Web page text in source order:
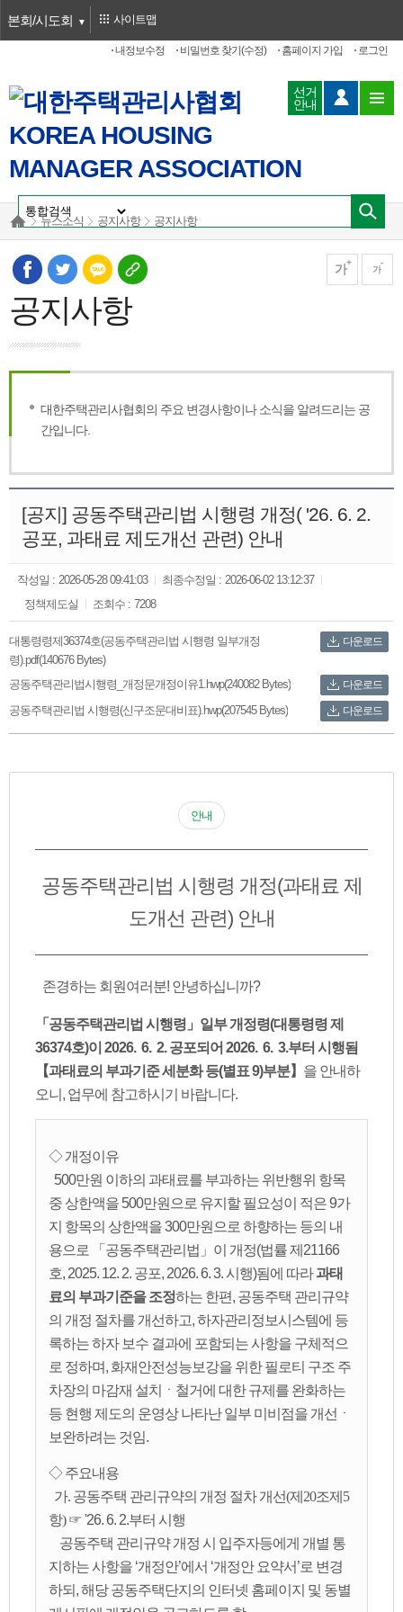
본회/시도회
로그인
홈페이지 가입
비밀번호 찾기(수정)
내정보수정
사이트맵
선거
안내
뉴스소식 공지사항 공지사항
가 가
공지사항
대한주택관리사협회의 주요 변경사항이나 소식을 알려드리는 공
간입니다.
[공지] 공동주택관리법 시행령 개정( '26. 6. 2.
공포, 과태료 제도개선 관련) 안내
작성일 : 2026-05-28 09:41:03 최종수정일 : 2026-06-02 13:12:37
정책제도실
조회수 : 7208
대통령령제36374호(공동주택관리법 시행령 일부개정
령).pdf(140676 Bytes)
다운로드
공동주택관리법시행령_개정문개정이유1.hwp(240082 Bytes) 다운로드
공동주택관리법 시행령(신구조문대비표).hwp(207545 Bytes) 다운로드
안내
공동주택관리법 시행령 개정(과태료 제
도개선 관련) 안내
존경하는 회원여러분! 안녕하십니까?
「공동주택관리법 시행령」일부 개정령(대통령령 제
36374호)이 2026. 6. 2. 공포되어 2026. 6. 3.부터 시행됨
【과태료의 부과기준 세분화 등(별표 9)부분】 을 안내하
오니, 업무에 참고하시기 바랍니다.
◇ 개정이유
500만원 이하의 과태료를 부과하는 위반행위 항목
중 상한액을 500만원으로 유지할 필요성이 적은 9가
지 항목의 상한액을 300만원으로 하향하는 등의 내
용으로 「공동주택관리법」이 개정(법률 제21166
호, 2025. 12. 2. 공포, 2026. 6. 3. 시행)됨에 따라과태
료의 부과기준을 조정하는 한편, 공동주택 관리규약
의 개정 절차를 개선하고, 하자관리정보시스템에 등
록하는 하자 보수 결과에 포함되는 사항을 구체적으
로 정하며, 화재안전성능보강을 위한 필로티 구조 주
차장의 마감재 설치ㆍ철거에 대한 규제를 완화하는
등 현행 제도의 운영상 나타난 일부 미비점을 개선ㆍ
보완하려는 것임.
◇ 주요내용
가. 공동주택 관리규약의 개정 절차 개선(제20조제5
항)☞ '26. 6. 2.부터 시행
공동주택 관리규약 개정 시 입주자등에게 개별 통
지하는 사항을 ‘개정안’에서 ‘개정안 요약서’로 변경
하되, 해당 공동주택단지의 인터넷 홈페이지 및 동별